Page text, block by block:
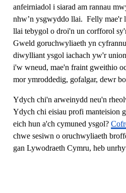
anfeirniadol i siarad am rannau
nhw’n ysgwyddo llai. Felly mae'r
llai tebygol o droi'n un corfforol
Gweld goruchwyliaeth yn
diwylliant ysgol iachach yw'r union
i'w wneud, mae'n fraint gweithio
mor ymroddedig, gofalgar, dewr
Ydych chi'n arweinydd neu'n
Ydych chi eisiau profi manteision
eich hun a'ch cymuned ysgol?
chwe sesiwn o oruchwyliaeth
gan Lywodraeth Cymru, heb